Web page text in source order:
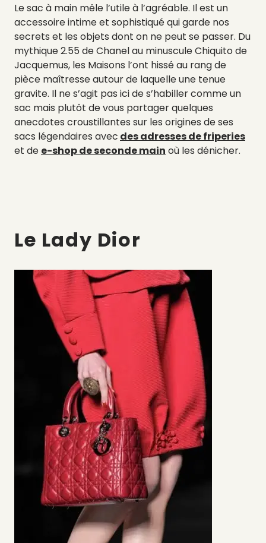
Le sac à main mêle l’utile à l’agréable. Il est un
accessoire intime et sophistiqué qui garde nos
secrets et les objets dont on ne peut se passer. Du
mythique 2.55 de Chanel au minuscule Chiquito de
Jacquemus, les Maisons l’ont hissé au rang de
pièce maîtresse autour de laquelle une tenue
gravite. Il ne s’agit pas ici de s’habiller comme un
sac mais plutôt de vous partager quelques
anecdotes croustillantes sur les origines de ses
sacs légendaires avec des adresses de friperies
et de e-shop de seconde main où les dénicher.
Le Lady Dior